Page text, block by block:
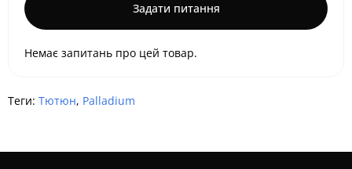
Задати питання
Немає запитань про цей товар.
Теги: Тютюн, Palladium